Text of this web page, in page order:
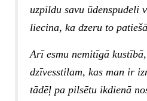
uzpildu savu ūdenspudeli
liecina, ka dzeru to
Arī esmu nemitīgā
dzīvesstilam, kas man ir
tādēļ pa pilsētu ikdienā